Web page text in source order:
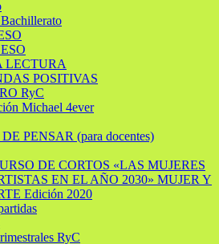
LECTURA
POSITIVAS
RyC
Michael 4ever
PENSAR (para docentes)
DE CORTOS «LAS MUJERES
EN EL AÑO 2030» MUJER Y
Edición 2020
RyC